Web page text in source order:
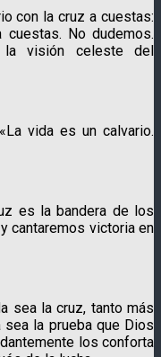
la cruz a cuestas:
cuestas. No dudemos.
la visión celeste del
vida es un calvario.
la bandera de los
cantaremos victoria en
la cruz, tanto más
sea la prueba que Dios
los conforta